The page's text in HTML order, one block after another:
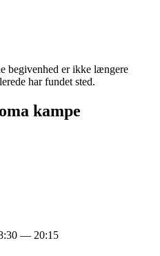
begivenhed er ikke længere
har fundet sted.
kampe
— 20:15